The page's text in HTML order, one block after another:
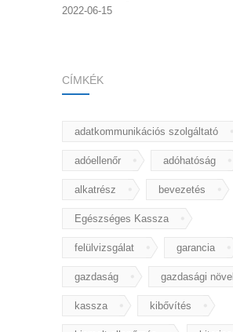
2022-06-15
CÍMKÉK
adatkommunikációs szolgáltató
adóellenőr adóhatóság
alkatrész bevezetés
Egészséges Kassza
felülvizsgálat garancia
gazdaság gazdasági
kassza kibővítés